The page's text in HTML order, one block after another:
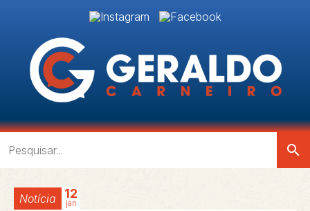
search
Notícia 12
jan